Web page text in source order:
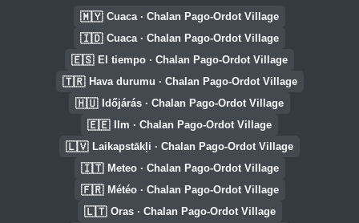
🇲🇾 Cuaca · Chalan Pago-Ordot Village
🇮🇩 Cuaca · Chalan Pago-Ordot Village
🇪🇸 El tiempo · Chalan Pago-Ordot Village
🇹🇷 Hava durumu · Chalan Pago-Ordot Village
🇭🇺 Időjárás · Chalan Pago-Ordot Village
🇪🇪 Ilm · Chalan Pago-Ordot Village
🇱🇻 Laikapstākļi · Chalan Pago-Ordot Village
🇮🇹 Meteo · Chalan Pago-Ordot Village
🇫🇷 Météo · Chalan Pago-Ordot Village
🇱🇹 Oras · Chalan Pago-Ordot Village